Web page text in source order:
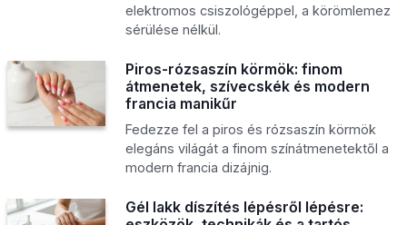
elektromos csiszológéppel, a körömlemez
sérülése nélkül.
Piros-rózsaszín körmök: finom
átmenetek, szívecskék és modern
francia manikűr
Fedezze fel a piros és rózsaszín körmök
elegáns világát a finom színátmenetektől a
modern francia dizájnig.
Gél lakk díszítés lépésről lépésre: